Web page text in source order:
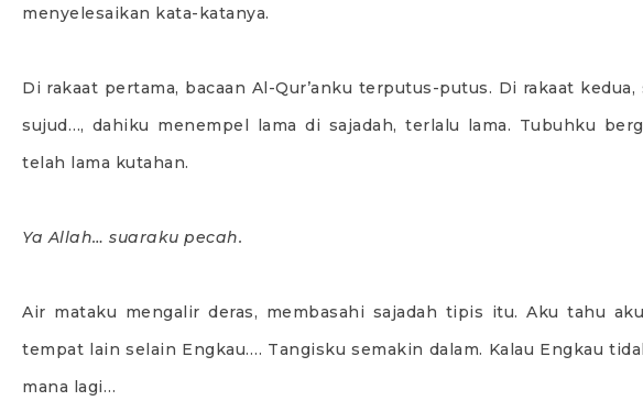
menyelesaikan kata-katanya.
Di rakaat pertama, bacaan Al-Qur’anku terputus-putus. Di rakaat
sujud…, dahiku menempel lama di sajadah, terlalu lama. Tubuhku
telah lama kutahan.
Ya Allah… suaraku pecah.
Air mataku mengalir deras, membasahi sajadah tipis itu. Aku tahu
tempat lain selain Engkau…. Tangisku semakin dalam. Kalau Engkau
mana lagi…